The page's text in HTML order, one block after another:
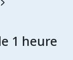
1 heure